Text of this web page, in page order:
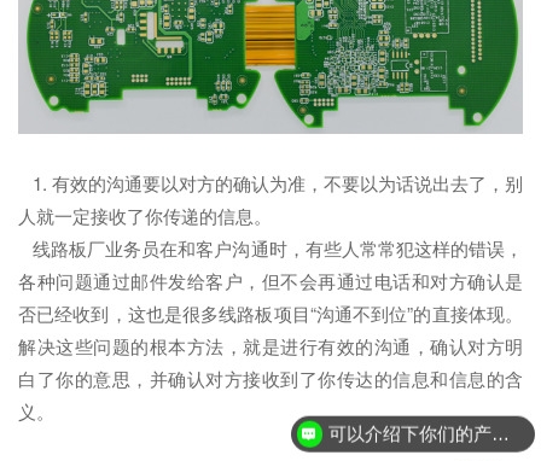
1. 有效的沟通要以对方的确认为准，不要以为话说出去了，别
人就一定接收了你传递的信息。
线路板厂业务员在和客户沟通时，有些人常常犯这样的错误，
各种问题通过邮件发给客户，但不会再通过电话和对方确认是
否已经收到，这也是很多线路板项目“沟通不到位”的直接体现。
解决这些问题的根本方法，就是进行有效的沟通，确认对方明
白了你的意思，并确认对方接收到了你传达的信息和信息的含
义。
可以介绍下你们的产品么？